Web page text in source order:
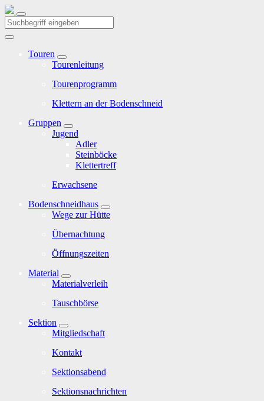
Touren
Tourenleitung
Tourenprogramm
Klettern an der Bodenschneid
Gruppen
Jugend
Adler
Steinböcke
Klettertreff
Erwachsene
Bodenschneidhaus
Wege zur Hütte
Übernachtung
Öffnungszeiten
Material
Materialverleih
Tauschbörse
Sektion
Mitgliedschaft
Kontakt
Sektionsabend
Sektionsnachrichten